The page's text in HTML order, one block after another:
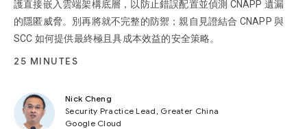
護直接嵌入雲端架構底層，以防止錯誤配置並偵測 CNAPP 遺漏
的隱匿威脅。別再將就不完整的防禦；親自見證結合 CNAPP 與
SCC 如何提供最終極且具成本效益的安全策略。
25 MINUTES
Nick Cheng
Security Practice Lead, Greater China
Google Cloud